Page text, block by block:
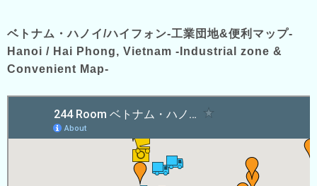
ベトナム・ハノイ/ハイフォン-工業団地&便利マップ-
Hanoi / Hai Phong, Vietnam -Industrial zone &
Convenient Map-